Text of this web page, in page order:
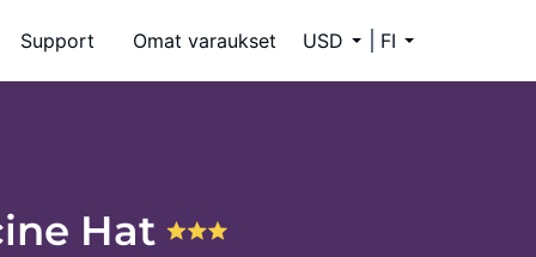
Support Omat varaukset USD FI
Hat